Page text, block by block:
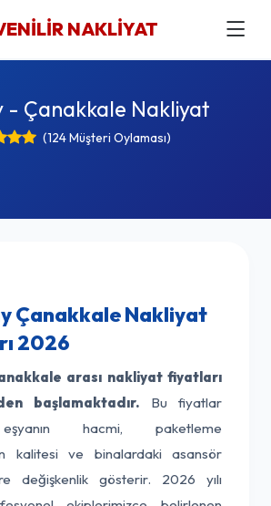
NAKLİYAT
- Çanakkale Nakliyat
(124 Müşteri Oylaması)
Çanakkale Nakliyat
2026
arası nakliyat fiyatları
başlamaktadır. Bu fiyatlar
hacmi, paketleme
kalitesi ve binalardaki asansör
değişkenlik gösterir. 2026 yılı